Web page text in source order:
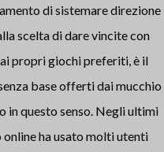
di sistemare direzione
scelta di dare vincite con
propri giochi preferiti, è il
base offerti dai mucchio
in questo senso. Negli ultimi
ha usato molti utenti